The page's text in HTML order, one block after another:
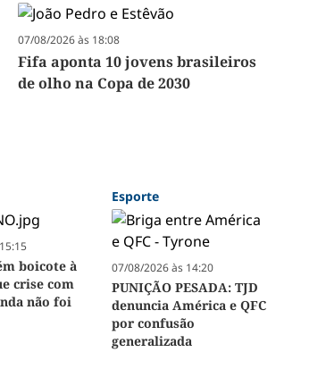
07/08/2026 às 18:08
Fifa aponta 10 jovens brasileiros
de olho na Copa de 2030
boicote à
crise com
não foi
Esporte
07/08/2026 às 14:20
PUNIÇÃO PESADA: TJD
denuncia América e QFC
por confusão
generalizada